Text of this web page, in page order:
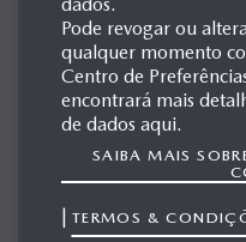
Pode revogar ou
qualquer momento
Centro de
encontrará mais
de dados aqui.
SAIBA MAIS
| TERMOS &